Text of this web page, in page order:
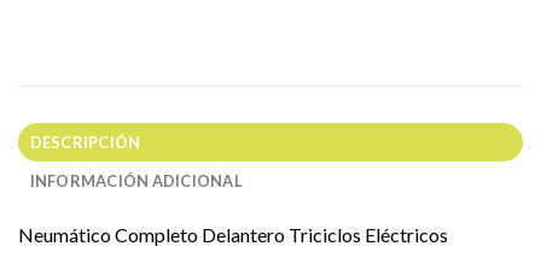
DESCRIPCIÓN
INFORMACIÓN ADICIONAL
Neumático Completo Delantero Triciclos Eléctricos